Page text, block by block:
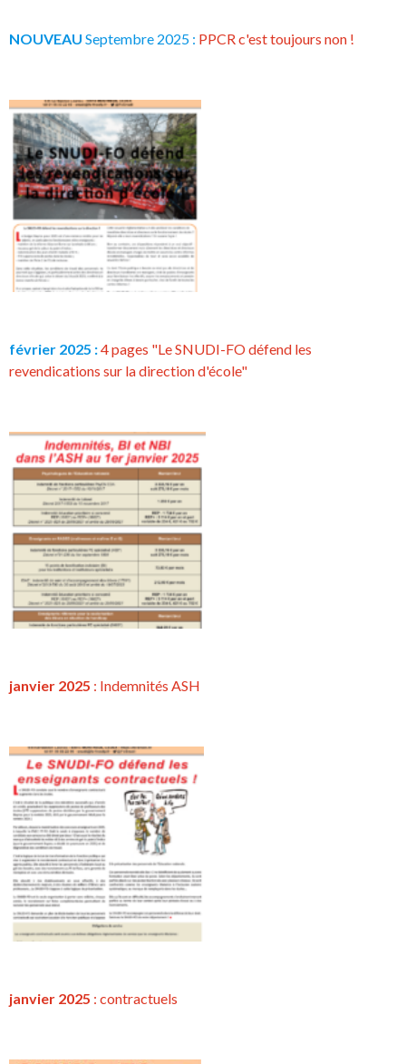
NOUVEAU Septembre 2025 : PPCR c'est toujours non !
février 2025 :4 pages "Le SNUDI-FO défend les
revendications sur la direction d'école"
janvier 2025 : Indemnités ASH
janvier 2025 : contractuels